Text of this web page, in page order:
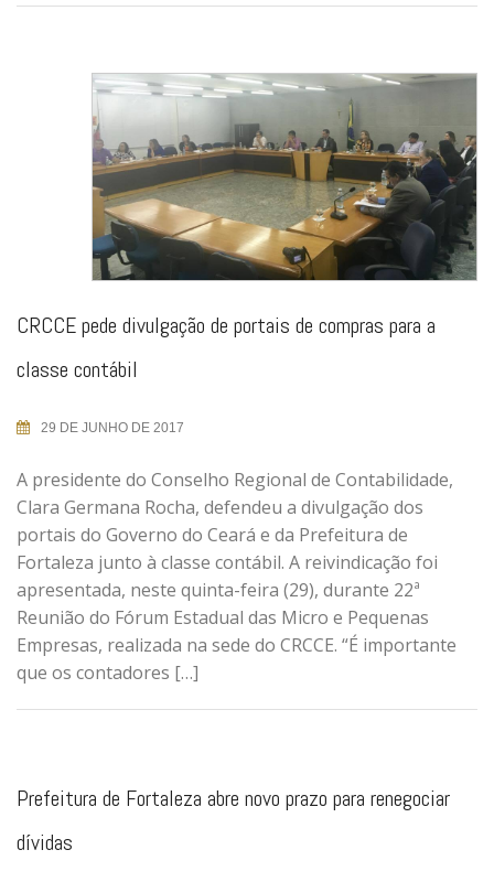
CRCCE pede divulgação de portais de compras para a
classe contábil
29 DE JUNHO DE 2017
A presidente do Conselho Regional de Contabilidade,
Clara Germana Rocha, defendeu a divulgação dos
portais do Governo do Ceará e da Prefeitura de
Fortaleza junto à classe contábil. A reivindicação foi
apresentada, neste quinta-feira (29), durante 22ª
Reunião do Fórum Estadual das Micro e Pequenas
Empresas, realizada na sede do CRCCE. “É importante
que os contadores […]
Prefeitura de Fortaleza abre novo prazo para renegociar
dívidas